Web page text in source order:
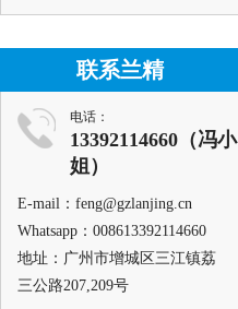
联系兰精
电话：
13392114660（冯小
姐）
E-mail：feng@gzlanjing.cn
Whatsapp：008613392114660
地址：广州市增城区三江镇荔
三公路207,209号